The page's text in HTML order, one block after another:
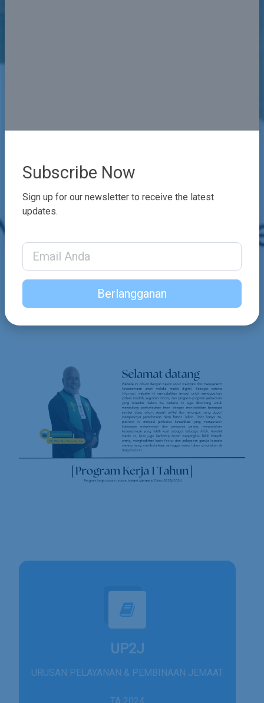
UP2J
URUSAN PELAYANAN & PEMBINAAN JEMAAT
Subscribe Now
Sign up for our newsletter to receive the latest
updates.
Email Address
Berlangganan